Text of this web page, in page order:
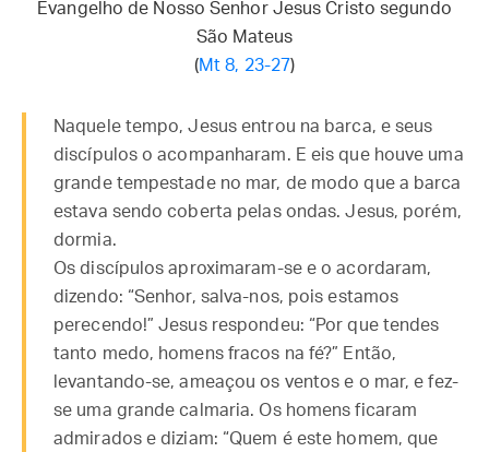
Evangelho de Nosso Senhor Jesus Cristo segundo
São Mateus
(Mt 8, 23-27)
Naquele tempo, Jesus entrou na barca, e seus
discípulos o acompanharam. E eis que houve uma
grande tempestade no mar, de modo que a barca
estava sendo coberta pelas ondas. Jesus, porém,
dormia.
Os discípulos aproximaram-se e o acordaram,
dizendo: “Senhor, salva-nos, pois estamos
perecendo!” Jesus respondeu: “Por que tendes
tanto medo, homens fracos na fé?” Então,
levantando-se, ameaçou os ventos e o mar, e fez-
se uma grande calmaria. Os homens ficaram
admirados e diziam: “Quem é este homem, que